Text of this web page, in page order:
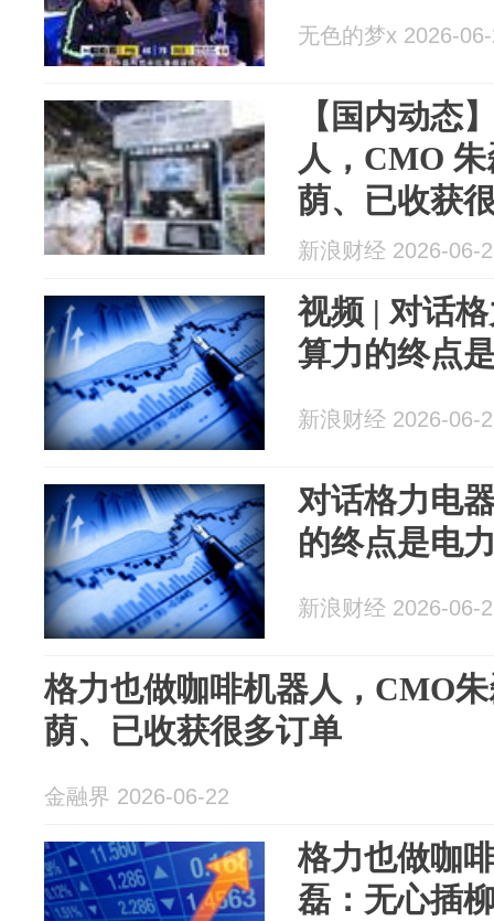
无色的梦x 2026-
【国内动态
人，CMO
荫、已收获
新浪财经 2026-06-
视频 | 对话
算力的终点
新浪财经 2026-06-
对话格力电
的终点是电
新浪财经 2026-06-
格力也做咖啡机器人，CMO
荫、已收获很多订单
金融界 2026-06-22
格力也做咖
磊：无心插